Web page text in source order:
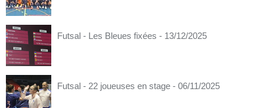
Futsal - Les Bleues fixées - 13/12/2025
Futsal - 22 joueuses en stage - 06/11/2025